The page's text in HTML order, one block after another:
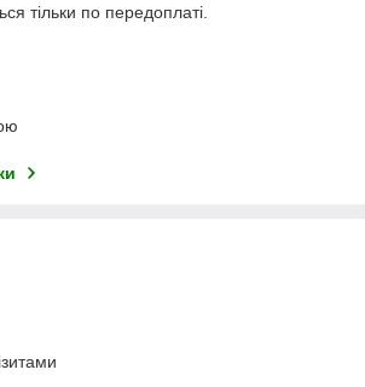
тільки по передоплаті.